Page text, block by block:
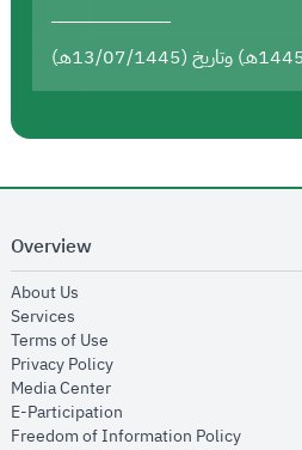
Overview
About Us
Services
Terms of Use
Privacy Policyopens in new window
Media Centeropens in new window
E-Participation
Freedom of Information Policyopens